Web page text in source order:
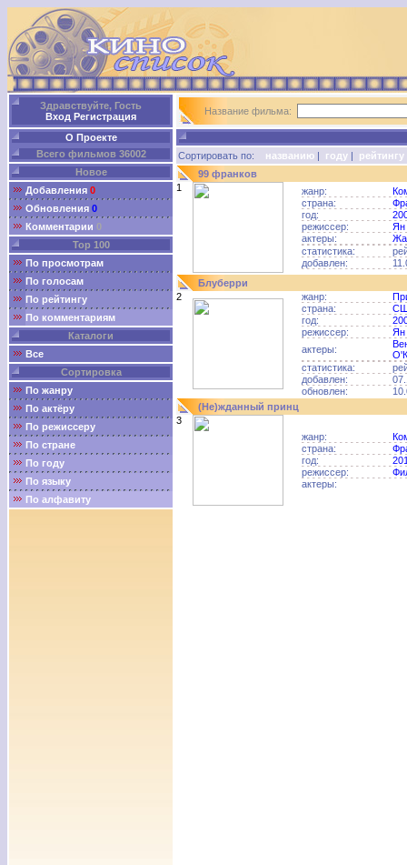
Здравствуйте, Гость
Вход Регистрация
О Проекте
Всего фильмов 36002
Новое
Добавления 0
Обновления 0
Комментарии 0
Top 100
По просмотрам
По голосам
По рейтингу
По комментариям
Каталоги
Все
Сортировка
По жанру
По актёру
По режиссеру
По стране
По году
По языку
По алфавиту
Название фильма:
Сортировать по: названию | году | рейтингу
99 франков
1
жанр:
страна:
год:
режиссер:
Ян
актеры:
статистика:
добавлен:
Блуберри
2
жанр:
страна:
год:
режиссер:
Ян
актеры:
статистика:
добавлен:
обновлен:
(Не)жданный принц
3
жанр:
страна:
год:
режиссер:
актеры: